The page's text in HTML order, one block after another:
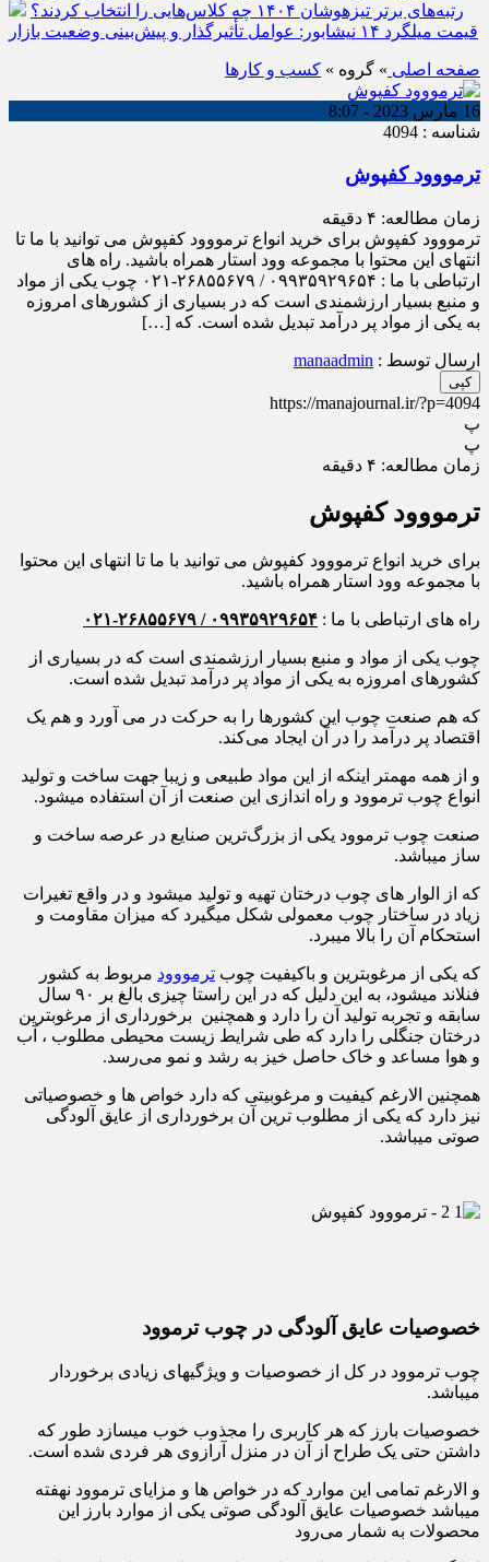
رتبه‌های برتر تیزهوشان ۱۴۰۴ چه کلاس‌هایی را انتخاب کردند؟
قیمت میلگرد ۱۴ نیشابور: عوامل تأثیرگذار و پیش‌بینی وضعیت بازار
صفحه اصلی » گروه » کسب و کارها
16 مارس 2023 - 8:07
شناسه : 4094
ترمووود کفپوش
زمان مطالعه: ۴ دقیقه
ترمووود کفپوش برای خرید انواع ترمووود کفپوش می توانید با ما تا
انتهای این محتوا با مجموعه وود استار همراه باشید. راه های
ارتباطی با ما : ۰۹۹۳۵۹۲۹۶۵۴ / ۲۶۸۵۵۶۷۹-۰۲۱ چوب یکی از مواد
و منبع بسیار ارزشمندی است که در بسیاری از کشورهای امروزه
به یکی از مواد پر درآمد تبدیل شده است. که […]
ارسال توسط : manaadmin
کپی
https://manajournal.ir/?p=4094
پ
پ
زمان مطالعه: ۴ دقیقه
ترمووود کفپوش
برای خرید انواع ترمووود کفپوش می توانید با ما تا انتهای این محتوا
با مجموعه وود استار همراه باشید.
راه های ارتباطی با ما : ۰۹۹۳۵۹۲۹۶۵۴ / ۲۶۸۵۵۶۷۹-۰۲۱
چوب یکی از مواد و منبع بسیار ارزشمندی است که در بسیاری از
کشورهای امروزه به یکی از مواد پر درآمد تبدیل شده است.
که هم صنعت چوب این کشورها را به حرکت در می آورد و هم یک
اقتصاد پر درآمد را در آن ایجاد می‌کند.
و از همه مهمتر اینکه از این مواد طبیعی و زیبا جهت ساخت و تولید
انواع چوب ترموود و راه اندازی این صنعت از آن استفاده میشود.
صنعت چوب ترموود یکی از بزرگ‌ترین صنایع در عرصه ساخت و
ساز میباشد.
که از الوار های چوب درختان تهیه و تولید میشود و در واقع تغیرات
زیاد در ساختار چوب معمولی شکل میگیرد که میزان مقاومت و
استحکام آن را بالا میبرد.
که یکی از مرغوبترین و باکیفیت چوب ترمووود مربوط به کشور
فنلاند میشود، به این دلیل که در این راستا چیزی بالغ بر ۹۰ سال
سابقه و تجربه تولید آن را دارد و همچنین برخورداری از مرغوبترین
درختان جنگلی را دارد که طی شرایط زیست محیطی مطلوب ، آب
و هوا مساعد و خاک حاصل خیز به رشد و نمو می‌رسد.
همچنین الارغم کیفیت و مرغوبیتی که دارد خواص ها و خصوصیاتی
نیز دارد که یکی از مطلوب ترین آن برخورداری از عایق آلودگی
صوتی میباشد.
خصوصیات عایق آلودگی در چوب ترموود
چوب ترموود در کل از خصوصیات و ویژگیهای زیادی برخوردار
میباشد.
خصوصیات بارز که هر کاربری را مجذوب خوب میسازد طور که
داشتن حتی یک طراح از آن در منزل آرازوی هر فردی شده است.
و الارغم تمامی این موارد که در خواص ها و مزایای ترموود نهفته
میباشد خصوصیات عایق آلودگی صوتی یکی از موارد بارز این
محصولات به شمار می‌رود